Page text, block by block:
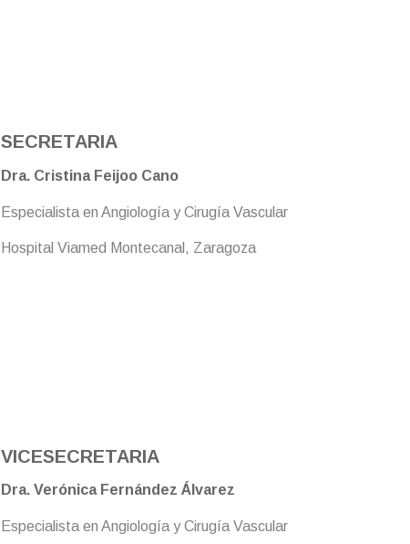
SECRETARIA
Dra. Cristina Feijoo Cano
Especialista en Angiología y Cirugía Vascular
Hospital Viamed Montecanal, Zaragoza
VICESECRETARIA
Dra. Verónica Fernández Álvarez
Especialista en Angiología y Cirugía Vascular